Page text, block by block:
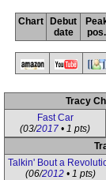
Chart
Debut
date
pos.
Tracy
Fast Car
(03/2017 • 1 pts)
Talkin' Bout a
(06/2012 • 1 pts)